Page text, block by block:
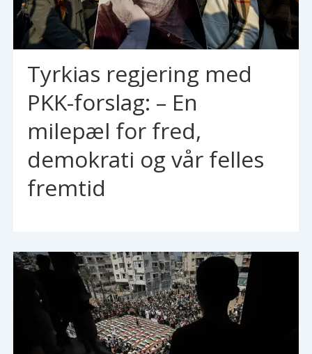
Tyrkias regjering med
PKK-forslag: – En
milepæl for fred,
demokrati og vår felles
fremtid